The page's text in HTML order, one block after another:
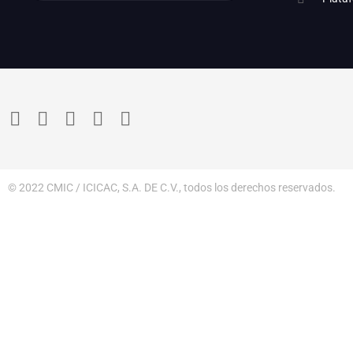
© 2022 CMIC / ICICAC, S.A. DE C.V., todos los derechos reservados.